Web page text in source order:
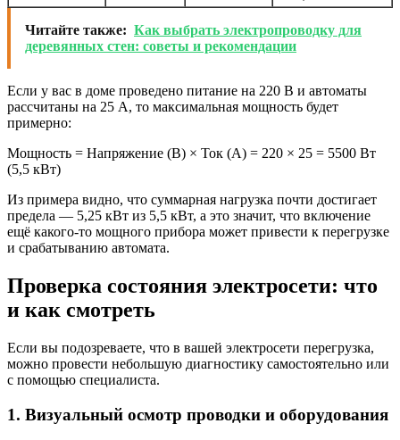
Читайте также: Как выбрать электропроводку для
деревянных стен: советы и рекомендации
Если у вас в доме проведено питание на 220 В и автоматы
рассчитаны на 25 А, то максимальная мощность будет
примерно:
Мощность = Напряжение (В) × Ток (А) = 220 × 25 = 5500 Вт
(5,5 кВт)
Из примера видно, что суммарная нагрузка почти достигает
предела — 5,25 кВт из 5,5 кВт, а это значит, что включение
ещё какого-то мощного прибора может привести к перегрузке
и срабатыванию автомата.
Проверка состояния электросети: что
и как смотреть
Если вы подозреваете, что в вашей электросети перегрузка,
можно провести небольшую диагностику самостоятельно или
с помощью специалиста.
1. Визуальный осмотр проводки и оборудования